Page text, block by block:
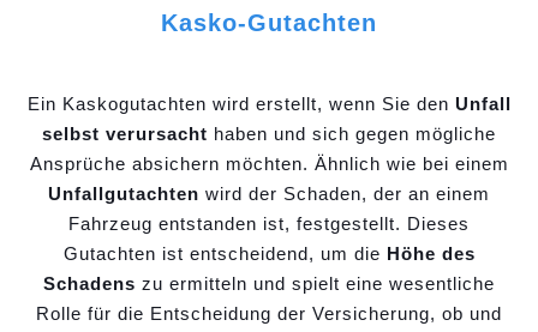
Kasko-Gutachten
Ein Kaskogutachten wird erstellt, wenn Sie den Unfall
selbst verursacht haben und sich gegen mögliche
Ansprüche absichern möchten. Ähnlich wie bei einem
Unfallgutachten wird der Schaden, der an einem
Fahrzeug entstanden ist, festgestellt. Dieses
Gutachten ist entscheidend, um die Höhe des
Schadens zu ermitteln und spielt eine wesentliche
Rolle für die Entscheidung der Versicherung, ob und